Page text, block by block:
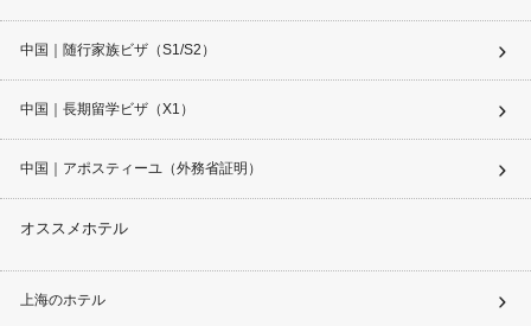
中国｜随行家族ビザ（S1/S2）
中国｜長期留学ビザ（X1）
中国｜アポスティーユ（外務省証明）
オススメホテル
上海のホテル